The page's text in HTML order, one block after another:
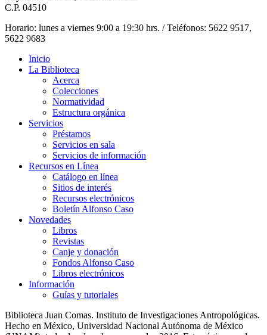
C.P. 04510
Horario: lunes a viernes 9:00 a 19:30 hrs. / Teléfonos: 5622 9517,
5622 9683
Inicio
La Biblioteca
Acerca
Colecciones
Normatividad
Estructura orgánica
Servicios
Préstamos
Servicios en sala
Servicios de información
Recursos en Línea
Catálogo en línea
Sitios de interés
Recursos electrónicos
Boletín Alfonso Caso
Novedades
Libros
Revistas
Canje y donación
Fondos Alfonso Caso
Libros electrónicos
Información
Guías y tutoriales
Biblioteca Juan Comas. Instituto de Investigaciones Antropológicas.
Hecho en México, Universidad Nacional Autónoma de México